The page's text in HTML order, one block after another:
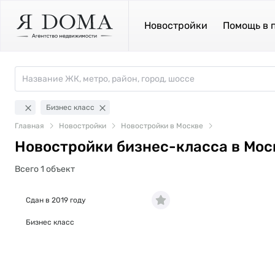
Новостройки Помощь в
Бизнес класс
Главная Новостройки Новостройки в Москве
Новостройки бизнес-класса в
Всего 1 объект
Сдан в 2019 году
Бизнес класс